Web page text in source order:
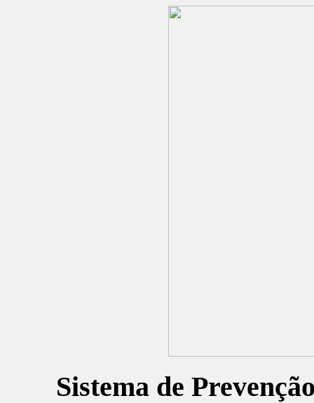
Sistema de